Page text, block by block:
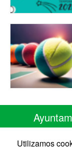
para la
50410
Utilizamos